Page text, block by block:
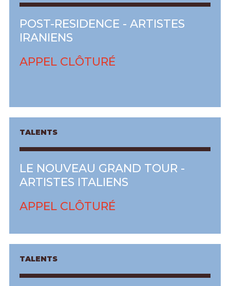
POST-RESIDENCE - ARTISTES
IRANIENS
APPEL CLÔTURÉ
TALENTS
LE NOUVEAU GRAND TOUR -
ARTISTES ITALIENS
APPEL CLÔTURÉ
TALENTS